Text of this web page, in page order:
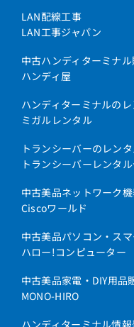
LAN配線工事
LAN工事ジャパン
中古ハンディターミナ
ハンディ屋
ハンディターミナルの
ミガルレンタル
トランシーバーのレン
トランシーバーレンタ
中古美品ネットワーク
Ciscoワールド
中古美品パソコン・ス
ハロー!コンピューター
中古美品家電・DIY用品
MONO-HIRO
ハンディターミナル情